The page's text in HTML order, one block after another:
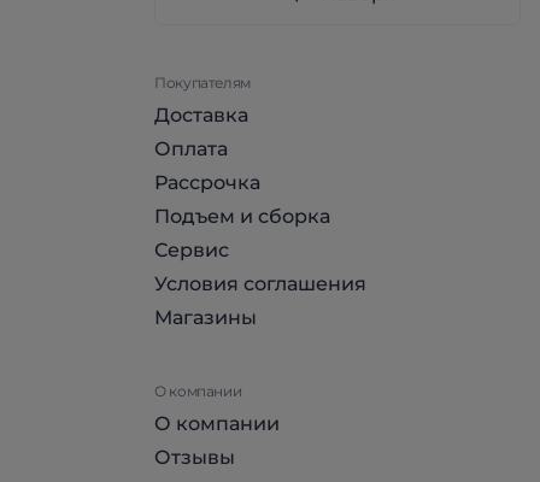
Покупателям
Доставка
Оплата
Рассрочка
Подъем и сборка
Сервис
Условия соглашения
Магазины
О компании
О компании
Отзывы